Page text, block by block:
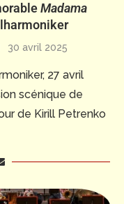
Madama
30 avril 2025
27 avril
scénique de
de Kirill Petrenko